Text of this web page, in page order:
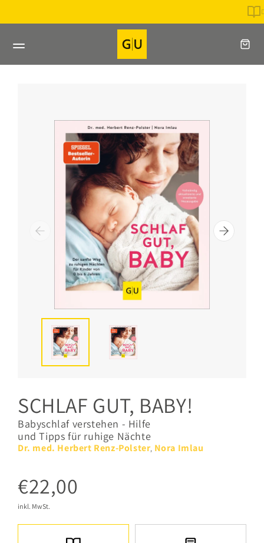
Inhalt
SCHLAF GUT, BABY!
Babyschlaf verstehen - Hilfe
und Tipps für ruhige Nächte
Dr. med. Herbert Renz-Polster, Nora Imlau
€22,00
inkl. MwSt.